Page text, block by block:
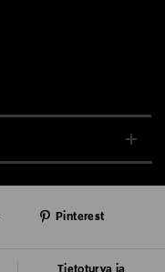
Pinterest